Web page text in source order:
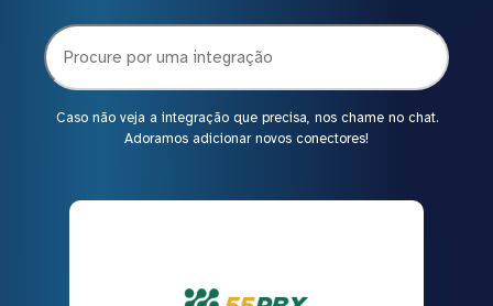
Caso não veja a integração que precisa, nos chame no chat.
Adoramos adicionar novos conectores!